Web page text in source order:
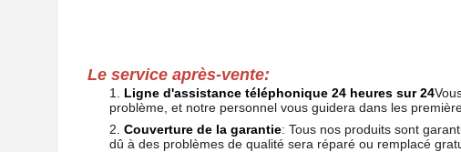
Le service après-vente:
Ligne d'assistance téléphonique 24 heures sur 24
problème, et notre personnel vous guidera dans les
Couverture de la garantie: Tous nos produits sont
dû à des problèmes de qualité sera réparé ou remplacé